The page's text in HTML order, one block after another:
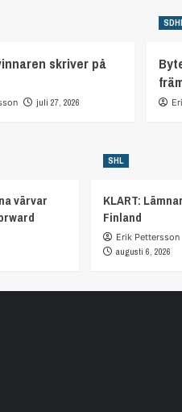
skriver på
juli 27, 2026
värvar
SHL
KLART:
Finland
Erik Pettersson
augusti 6, 2026